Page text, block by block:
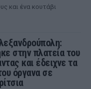
και ένα κουτάβι
στην πλατεία του
και έδειχνε τα
όργανα σε